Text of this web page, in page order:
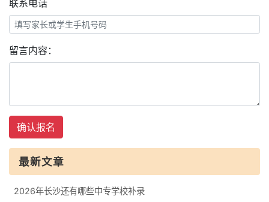
联系电话
留言内容：
确认报名
最新文章
2026年长沙还有哪些中专学校补录